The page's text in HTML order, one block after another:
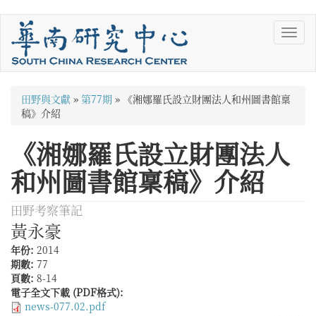
您
在
這
裡
田野與文獻 » 第77期 » 《湘娜羅氏設立財團法人和州圖書館稟
稿》介紹
《湘娜羅氏設立財團法人
和州圖書館稟稿》介紹
田野考察筆記
黃永豪
年份: 2014
期數: 77
頁數: 8-14
電子全文下載 (PDF格式):
news-077.02.pdf